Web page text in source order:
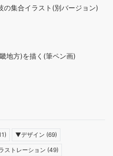
の集合イラスト(別バージョン)
地方)を描く(筆ペン画)
▼デザイン (69)
ストレーション (49)